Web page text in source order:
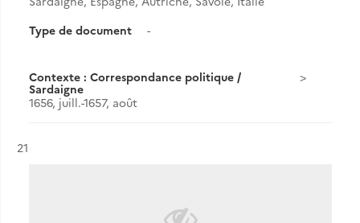
Type de document
-
Contexte : Correspondance politique /
Sardaigne
1656, juill.-1657, août
Résultat n°
21